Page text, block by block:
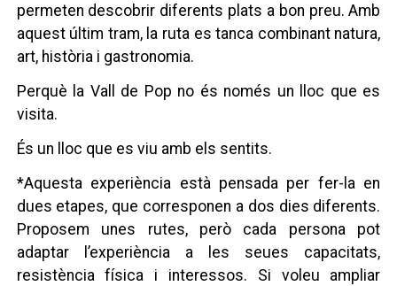
permeten descobrir diferents plats a bon preu. Amb
aquest últim tram, la ruta es tanca combinant natura,
art, història i gastronomia.
Perquè la Vall de Pop no és només un lloc que es
visita.
És un lloc que es viu amb els sentits.
*Aquesta experiència està pensada per fer-la en
dues etapes, que corresponen a dos dies diferents.
Proposem unes rutes, però cada persona pot
adaptar l’experiència a les seues capacitats,
resistència física i interessos. Si voleu ampliar